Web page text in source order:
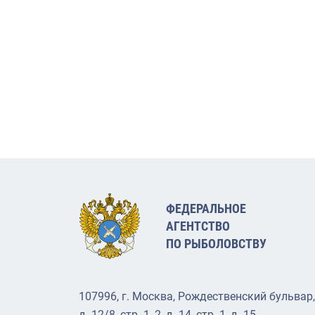
ФЕДЕРАЛЬНОЕ
АГЕНТСТВО
ПО РЫБОЛОВСТВУ
107996, г. Москва, Рождественский бульвар,